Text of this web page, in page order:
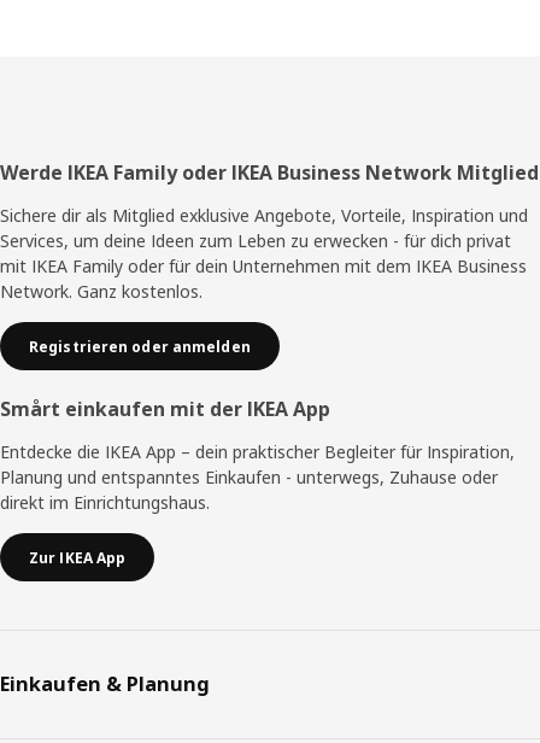
Fußzeile
Werde IKEA Family oder IKEA Business Network Mitglied
Sichere dir als Mitglied exklusive Angebote, Vorteile, Inspiration und
Services, um deine Ideen zum Leben zu erwecken - für dich privat
mit IKEA Family oder für dein Unternehmen mit dem IKEA Business
Network. Ganz kostenlos.
Registrieren oder anmelden
Smårt einkaufen mit der IKEA App
Entdecke die IKEA App – dein praktischer Begleiter für Inspiration,
Planung und entspanntes Einkaufen - unterwegs, Zuhause oder
direkt im Einrichtungshaus.
Zur IKEA App
Einkaufen & Planung